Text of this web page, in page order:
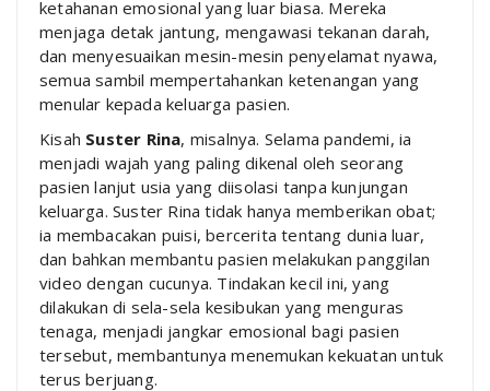
ketahanan emosional yang luar biasa. Mereka
menjaga detak jantung, mengawasi tekanan darah,
dan menyesuaikan mesin-mesin penyelamat nyawa,
semua sambil mempertahankan ketenangan yang
menular kepada keluarga pasien.
Kisah Suster Rina, misalnya. Selama pandemi, ia
menjadi wajah yang paling dikenal oleh seorang
pasien lanjut usia yang diisolasi tanpa kunjungan
keluarga. Suster Rina tidak hanya memberikan obat;
ia membacakan puisi, bercerita tentang dunia luar,
dan bahkan membantu pasien melakukan panggilan
video dengan cucunya. Tindakan kecil ini, yang
dilakukan di sela-sela kesibukan yang menguras
tenaga, menjadi jangkar emosional bagi pasien
tersebut, membantunya menemukan kekuatan untuk
terus berjuang.